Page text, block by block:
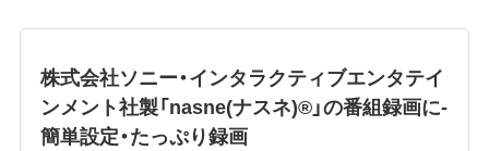
株式会社ソニー・インタラクティブエンタテイ
ンメント社製「nasne(ナスネ)®」の番組録画に-
簡単設定・たっぷり録画